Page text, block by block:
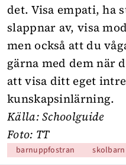
det. Visa empati, ha
slappnar av, visa
men också att du
gärna med dem när
att visa ditt eget
kunskapsinlärning.
Källa:Schoolguide
Foto: TT
barnuppfostran skolbarn